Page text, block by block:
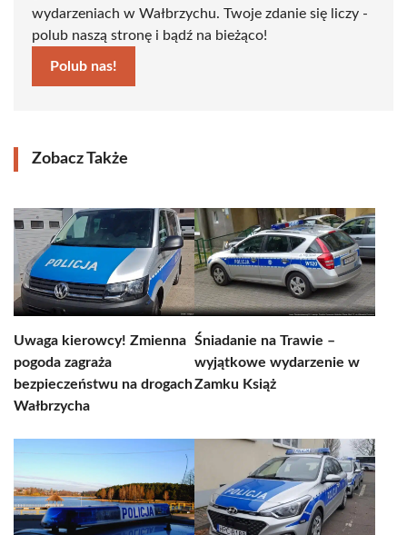
wydarzeniach w Wałbrzychu. Twoje zdanie się liczy -
polub naszą stronę i bądź na bieżąco!
Polub nas!
Zobacz Także
Uwaga kierowcy! Zmienna
pogoda zagraża
bezpieczeństwu na drogach
Wałbrzycha
Śniadanie na Trawie –
wyjątkowe wydarzenie w
Zamku Książ